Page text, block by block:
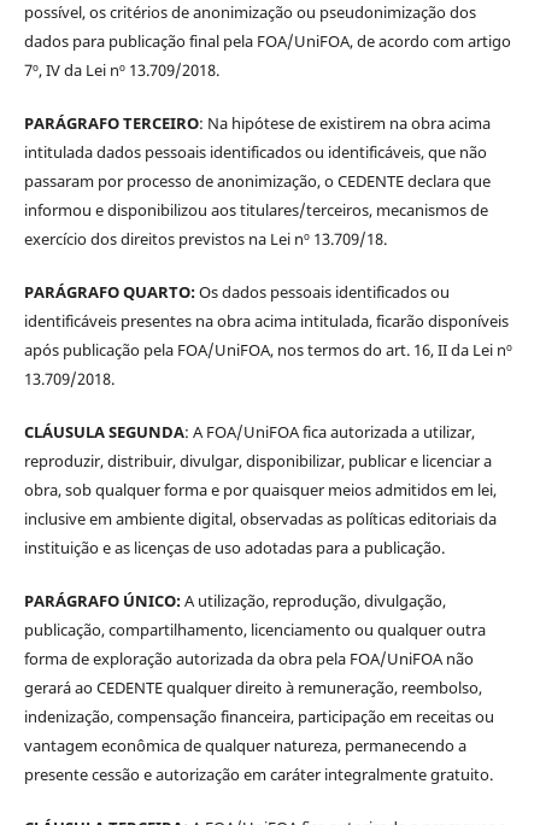
possível, os critérios de anonimização ou pseudonimização dos
dados para publicação final pela FOA/UniFOA, de acordo com artigo
7º, IV da Lei nº 13.709/2018.
PARÁGRAFO TERCEIRO: Na hipótese de existirem na obra acima
intitulada dados pessoais identificados ou identificáveis, que não
passaram por processo de anonimização, o CEDENTE declara que
informou e disponibilizou aos titulares/terceiros, mecanismos de
exercício dos direitos previstos na Lei nº 13.709/18.
PARÁGRAFO QUARTO:Os dados pessoais identificados ou
identificáveis presentes na obra acima intitulada, ficarão disponíveis
após publicação pela FOA/UniFOA, nos termos do art. 16, II da Lei nº
13.709/2018.
CLÁUSULA SEGUNDA: A FOA/UniFOA fica autorizada a utilizar,
reproduzir, distribuir, divulgar, disponibilizar, publicar e licenciar a
obra, sob qualquer forma e por quaisquer meios admitidos em lei,
inclusive em ambiente digital, observadas as políticas editoriais da
instituição e as licenças de uso adotadas para a publicação.
PARÁGRAFO ÚNICO:A utilização, reprodução, divulgação,
publicação, compartilhamento, licenciamento ou qualquer outra
forma de exploração autorizada da obra pela FOA/UniFOA não
gerará ao CEDENTE qualquer direito à remuneração, reembolso,
indenização, compensação financeira, participação em receitas ou
vantagem econômica de qualquer natureza, permanecendo a
presente cessão e autorização em caráter integralmente gratuito.